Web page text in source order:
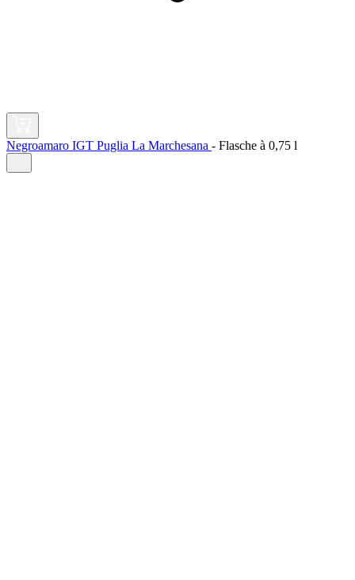
Negroamaro IGT Puglia La Marchesana - Flasche à 0,75 l